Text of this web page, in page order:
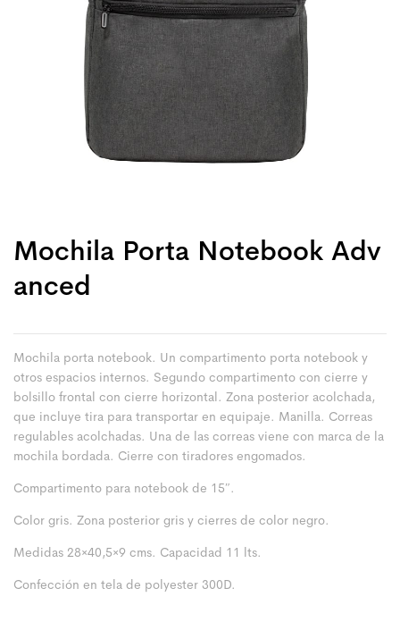
Mochila Porta Notebook Adv
Anced
Mochila porta notebook. Un compartimento porta notebook y
otros espacios internos. Segundo compartimento con cierre y
bolsillo frontal con cierre horizontal. Zona posterior acolchada,
que incluye tira para transportar en equipaje. Manilla. Correas
regulables acolchadas. Una de las correas viene con marca de la
mochila bordada. Cierre con tiradores engomados.
Compartimento para notebook de 15″.
Color gris. Zona posterior gris y cierres de color negro.
Medidas 28×40,5×9 cms. Capacidad 11 lts.
Confección en tela de polyester 300D.